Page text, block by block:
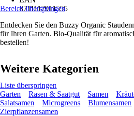
8711117911555
Bereich überspringen
Entdecken Sie den Buzzy Organic
für Ihren Garten. Bio-Qualität für
bestellen!
Weitere Kategorien
Liste überspringen
Garten
Rasen & Saatgut Samen
Salatsamen
Microgreens Blumensamen
Zierpflanzensamen